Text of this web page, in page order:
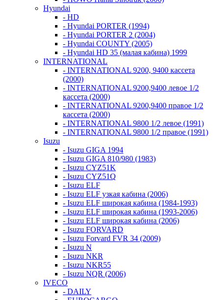
Hyundai
- HD
- Hyundai PORTER (1994)
- Hyundai PORTER 2 (2004)
- Hyundai COUNTY (2005)
- Hyundai HD 35 (малая кабина) 1999
INTERNATIONAL
- INTERNATIONAL 9200, 9400 кассета
(2000)
- INTERNATIONAL 9200,9400 левое 1/2
кассета (2000)
- INTERNATIONAL 9200,9400 правое 1/2
кассета (2000)
- INTERNATIONAL 9800 1/2 левое (1991)
- INTERNATIONAL 9800 1/2 правое (1991)
Isuzu
- Isuzu GIGA 1994
- Isuzu GIGA 810/980 (1983)
- Isuzu CYZ51K
- Isuzu CYZ51Q
- Isuzu ELF
- Isuzu ELF узкая кабина (2006)
- Isuzu ELF широкая кабина (1984-1993)
- Isuzu ELF широкая кабина (1993-2006)
- Isuzu ELF широкая кабина (2006)
- Isuzu FORVARD
- Isuzu Forvard FVR 34 (2009)
- Isuzu N
- Isuzu NKR
- Isuzu NKR55
- Isuzu NQR (2006)
IVECO
- DAILY